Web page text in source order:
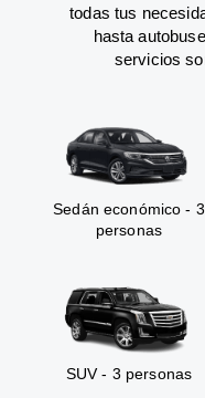
todas tus
hasta
servicios
Sedán económico - 3
personas
SUV - 3 personas